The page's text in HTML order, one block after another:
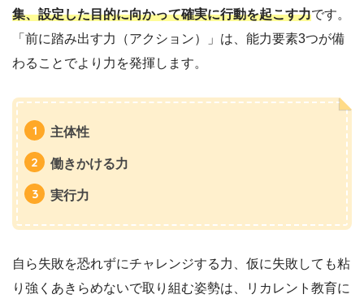
集、設定した目的に向かって確実に行動を起こす力です。
「前に踏み出す力（アクション）」は、能力要素3つが備
わることでより力を発揮します。
主体性
働きかける力
実行力
自ら失敗を恐れずにチャレンジする力、仮に失敗しても粘
り強くあきらめないで取り組む姿勢は、リカレント教育に